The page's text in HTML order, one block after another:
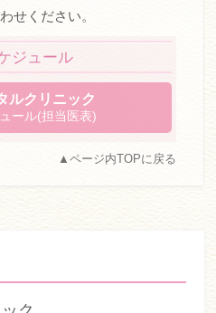
せください。
ジュール
ルクリニック
ール(担当医表)
▲ページ内TOPに戻る